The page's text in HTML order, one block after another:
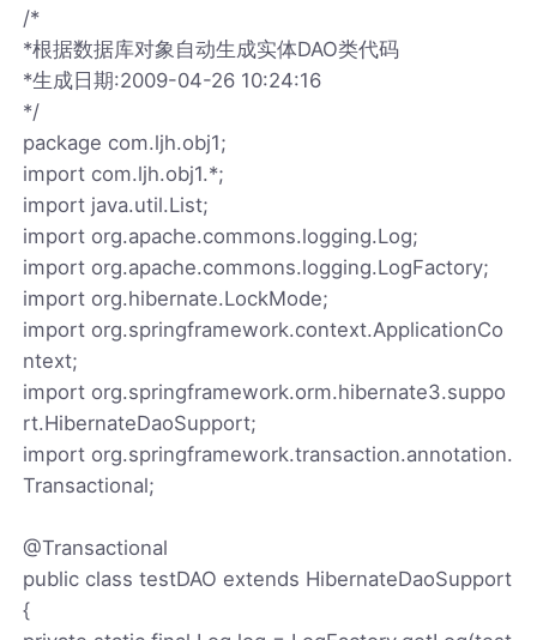
/*
*根据数据库对象自动生成实体DAO类代码
*生成日期:2009-04-26 10:24:16
*/
package com.ljh.obj1;
import com.ljh.obj1.*;
import java.util.List;
import org.apache.commons.logging.Log;
import org.apache.commons.logging.LogFactory;
import org.hibernate.LockMode;
import org.springframework.context.ApplicationCo
ntext;
import org.springframework.orm.hibernate3.suppo
rt.HibernateDaoSupport;
import org.springframework.transaction.annotation.
Transactional;
@Transactional
public class testDAO extends HibernateDaoSupport
{